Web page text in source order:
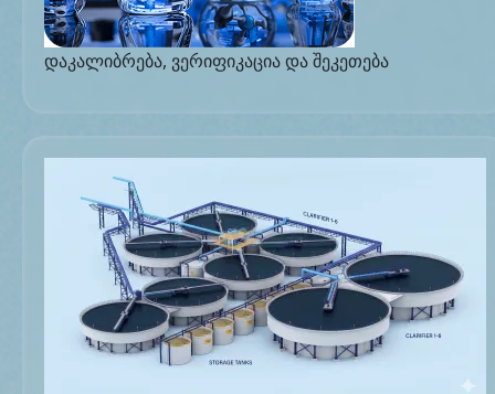
დაკალიბრება, ვერიფიკაცია და შეკეთება